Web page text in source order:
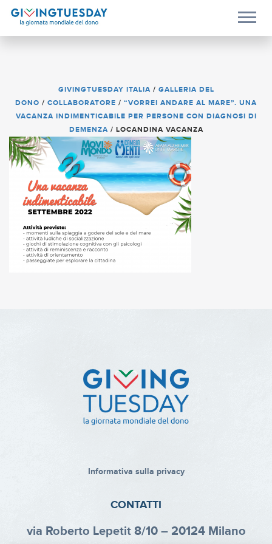
GIVINGTUESDAY ITALIA / GALLERIA DEL
DONO / COLLABORATORE / “VORREI ANDARE AL MARE”. UNA
VACANZA INDIMENTICABILE PER PERSONE CON DIAGNOSI DI
DEMENZA / LOCANDINA VACANZA
Informativa sulla privacy
CONTATTI
via Roberto Lepetit 8/10 – 20124 Milano